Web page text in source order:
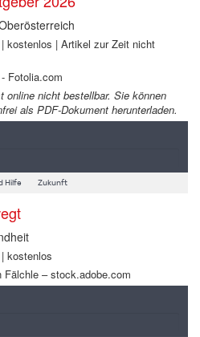
kostenlos | Artikel zur Zeit nicht
Fotolia.com
online nicht bestellbar. Sie können
als PDF-Dokument herunterladen.
Hilfe Zukunft
kostenlos
– stock.adobe.com